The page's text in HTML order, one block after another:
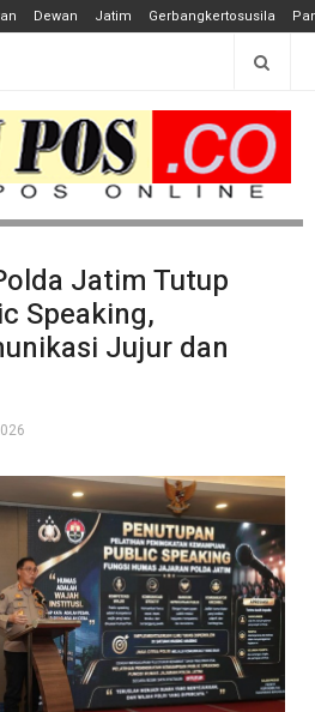
Dewan Jatim Gerbangkertosusila
Jatim Tutup
Speaking,
Jujur dan